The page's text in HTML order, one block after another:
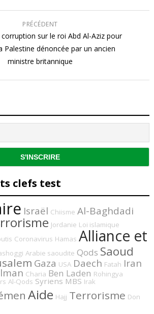
PRÉCÉDENT
sur le roi Abd Al-Aziz pour
Palestine dénoncée par un ancien
ministre britannique
clefs test
Israël Chiisme Al-Baghdadi
Jordanie Loi islamique
Coronavirus Hamas Alliance et
Arabie saoudite Qods Saoud
Gaza USA Daech Fatah Iran
Charia Ben Laden Rohingya
Al-Qods Syriens MBS Irak
Aide Hajj Terrorisme Don